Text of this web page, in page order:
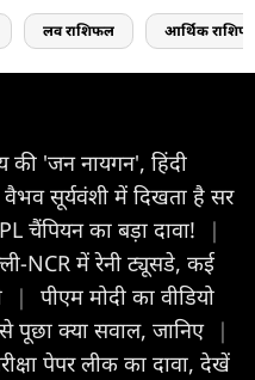
लव राशिफल आर्थिक
'जन नायगन', हिंदी
वैभव सूर्यवंशी में दिखता है सर
चैंपियन का बड़ा दावा!
|
NCR में रेनी ट्यूसडे, कई
|
पीएम मोदी का वीडियो
पूछा क्या सवाल, जान‍िए |
पेपर लीक का दावा, देखें